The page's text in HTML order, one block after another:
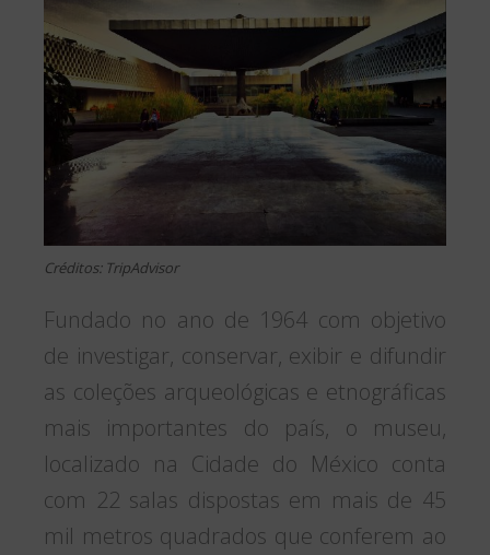
Créditos: TripAdvisor
Fundado no ano de 1964 com objetivo
de investigar, conservar, exibir e difundir
as coleções arqueológicas e etnográficas
mais importantes do país, o museu,
localizado na Cidade do México conta
com 22 salas dispostas em mais de 45
mil metros quadrados que conferem ao